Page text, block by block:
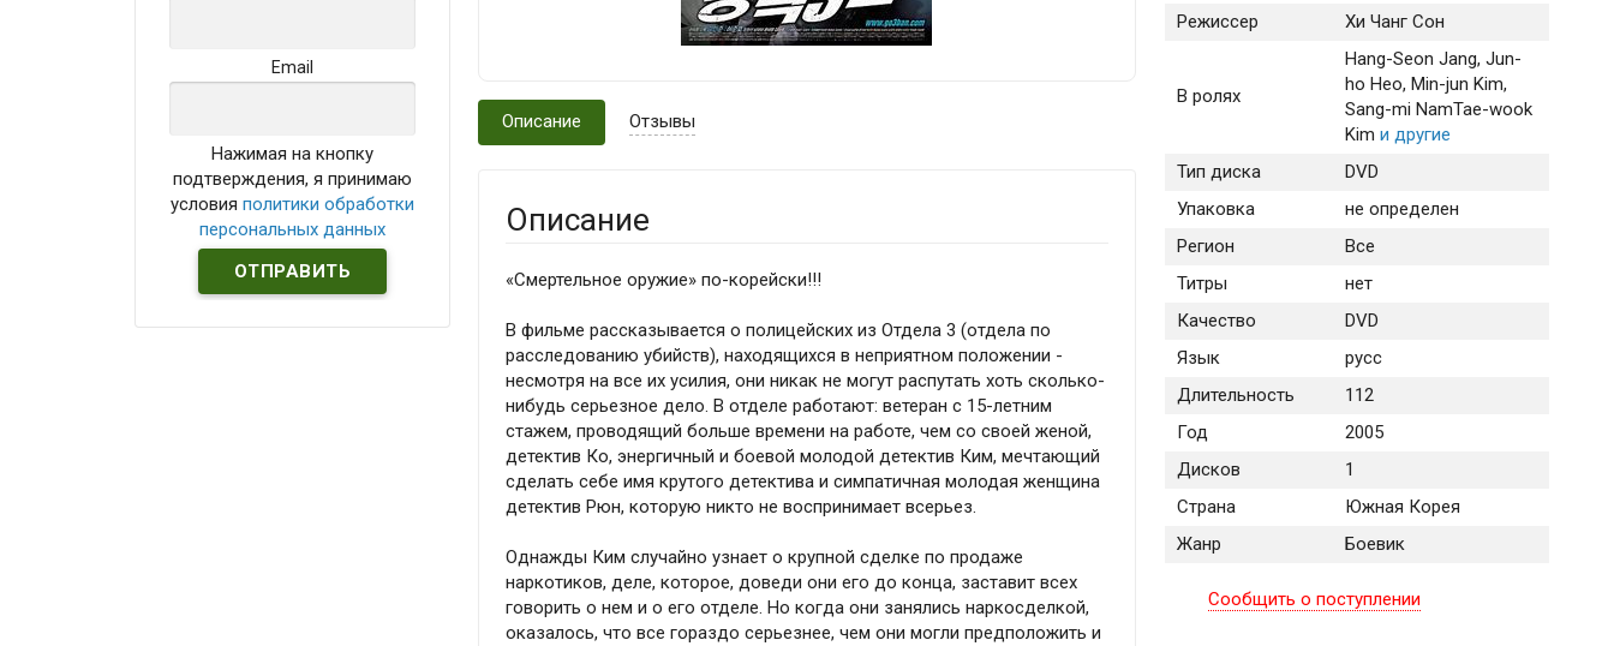
Email
Нажимая на кнопку
подтверждения, я принимаю
условияполитики обработки
персональных данных
Режиссер Хи Чанг Сон
В ролях
Hang-Seon Jang, Jun-
ho Heo, Min-jun Kim,
Sang-mi NamTae-wook
Kim и другие
Тип диска
DVD
Упаковка
не определен
Регион
Все
Титры
нет
Качество
DVD
Язык
русс
Длительность
112
Год
2005
Дисков
1
Страна
Южная Корея
Жанр
Боевик
Сообщить о поступлении
Описание Отзывы
Описание
«Смертельное оружие» по-корейски!!!
В фильме рассказывается о полицейских из Отдела 3 (отдела по
расследованию убийств), находящихся в неприятном положении -
несмотря на все их усилия, они никак не могут распутать хоть сколько-
нибудь серьезное дело. В отделе работают: ветеран с 15-летним
стажем, проводящий больше времени на работе, чем со своей женой,
детектив Ко, энергичный и боевой молодой детектив Ким, мечтающий
сделать себе имя крутого детектива и симпатичная молодая женщина
детектив Рюн, которую никто не воспринимает всерьез.
Однажды Ким случайно узнает о крупной сделке по продаже
наркотиков, деле, которое, доведи они его до конца, заставит всех
говорить о нем и о его отделе. Но когда они занялись наркосделкой,
оказалось, что все гораздо серьезнее, чем они могли предположить и